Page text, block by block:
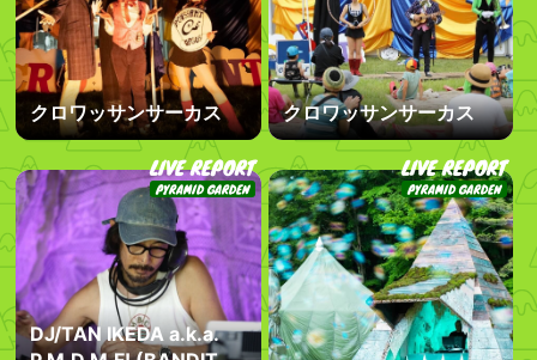
クロワッサンサーカス クロワッサンサーカス
LIVE REPORT
PYRAMID GARDEN
DJ/TAN IKEDA a.k.a.
LIVE REPORT
PYRAMID GARDEN